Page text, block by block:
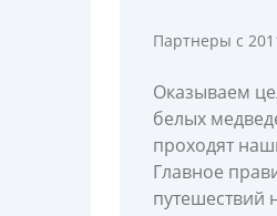
Партнеры с
Оказываем
белых
проходят
Главное
путешествий